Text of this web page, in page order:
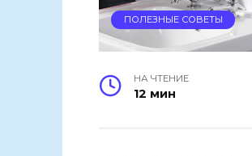
ПОЛЕЗНЫЕ СОВЕТЫ
НА ЧТЕНИЕ
12 мин